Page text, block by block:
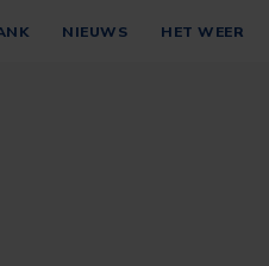
NIEUWS HET WEER